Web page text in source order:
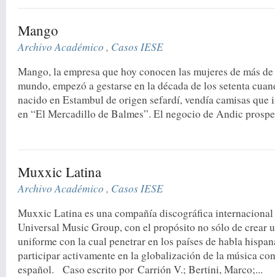
Mango
Archivo Académico , Casos IESE
Mango, la empresa que hoy conocen las mujeres de más
mundo, empezó a gestarse en la década de los setenta
nacido en Estambul de origen sefardí, vendía camisas que
en “El Mercadillo de Balmes”. El negocio de Andic
Muxxic Latina
Archivo Académico , Casos IESE
Muxxic Latina es una compañía discográfica
Universal Music Group, con el propósito no sólo de crear
uniforme con la cual penetrar en los países de habla
participar activamente en la globalización de la música
español. Caso escrito por Carrión V.; Bertini, Marco;...